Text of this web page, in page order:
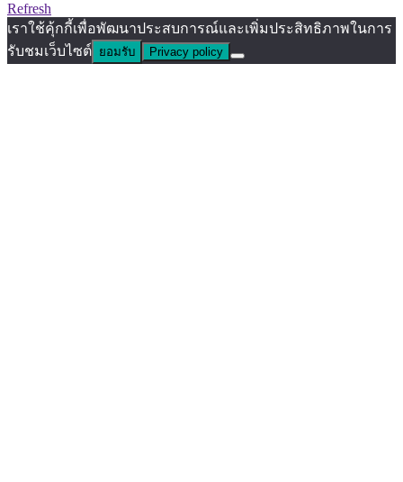
Refresh
เราใช้คุ้กกี้เพื่อพัฒนาประสบการณ์และเพิ่มประสิทธิภาพในการ
รับชมเว็บไซต์ ยอมรับ Privacy policy